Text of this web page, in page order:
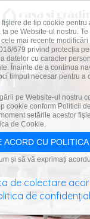
fişiere de tip cookie pentru
pe Website-ul nostru.
mai recente modificări
679 privind protecția
datelor cu caracter
Înainte de a continua
timpul necesar pentru a
pe Website-ul nostru
cookie conform Politicii
setările acestor
de Cookie.
ACORD CU
și să vă exprimați
de colectare
de